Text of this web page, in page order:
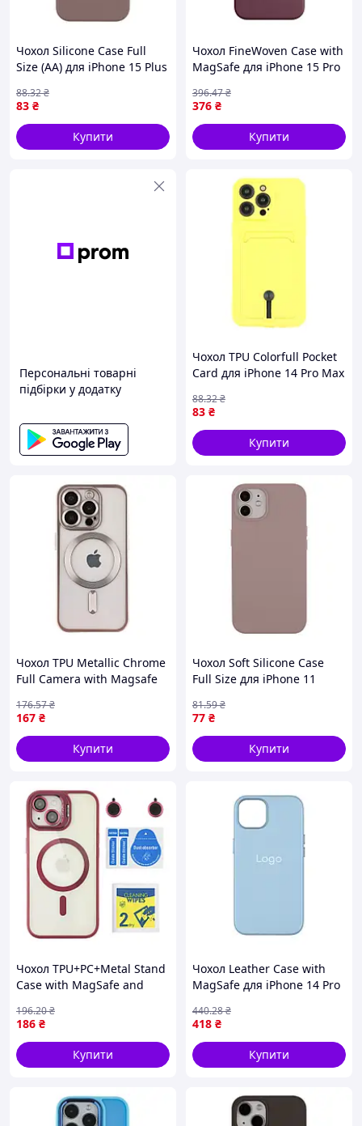
Чохол Silicone Case Full
Size (AA) для iPhone 15 Plus
83 ₴
88.32₴
Купити
Чохол FineWoven Case with
MagSafe для iPhone 15 Pro
376 ₴
396.47₴
Купити
Персональні товарні
підбірки у додатку
Чохол TPU Colorfull Pocket
Card для iPhone 14 Pro Max
83 ₴
88.32₴
Купити
Чохол TPU Metallic Chrome
Full Camera with Magsafe
(17003927)
167 ₴
176.57₴
Купити
Чохол Soft Silicone Case
Full Size для iPhone 11
77 ₴
81.59₴
Купити
Чохол TPU+PC+Metal Stand
Case with MagSafe and
14 Plum (17003483)
186 ₴
196.20₴
Купити
Чохол Leather Case with
MagSafe для iPhone 14 Pro
418 ₴
440.28₴
Купити